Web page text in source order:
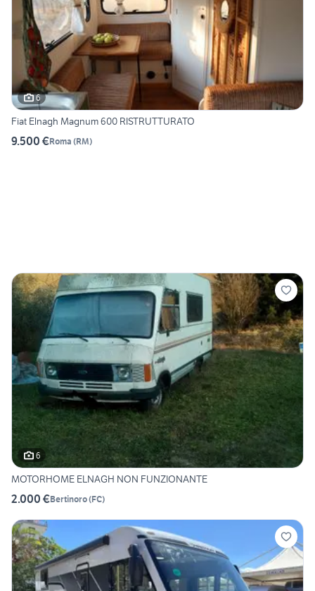
6
Fiat Elnagh Magnum 600 RISTRUTTURATO
9.500 €Roma (RM)
6
MOTORHOME ELNAGH NON FUNZIONANTE
2.000 €Bertinoro(FC)